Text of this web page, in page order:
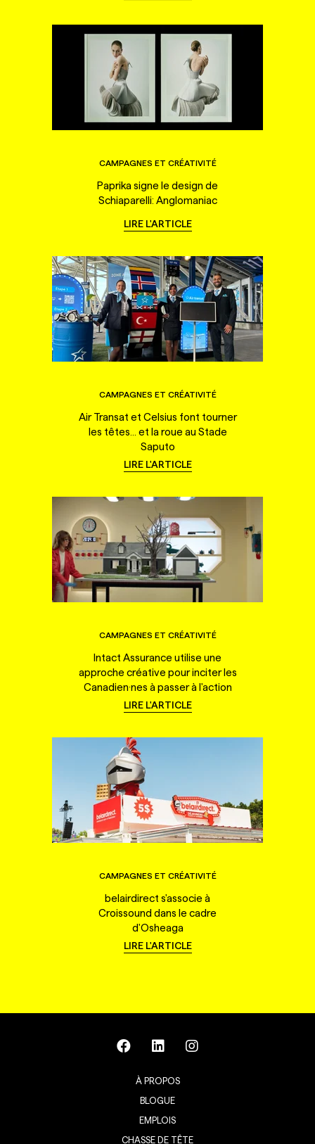
CAMPAGNES ET CRÉATIVITÉ
Paprika signe le design de
Schiaparelli: Anglomaniac
LIRE L'ARTICLE
CAMPAGNES ET CRÉATIVITÉ
Air Transat et Celsius font tourner
les têtes... et la roue au Stade
Saputo
LIRE L'ARTICLE
CAMPAGNES ET CRÉATIVITÉ
Intact Assurance utilise une
approche créative pour inciter les
Canadien·nes à passer à l'action
LIRE L'ARTICLE
CAMPAGNES ET CRÉATIVITÉ
belairdirect s'associe à
Croissound dans le cadre
d'Osheaga
LIRE L'ARTICLE
À PROPOS
BLOGUE
EMPLOIS
CHASSE DE TÊTE